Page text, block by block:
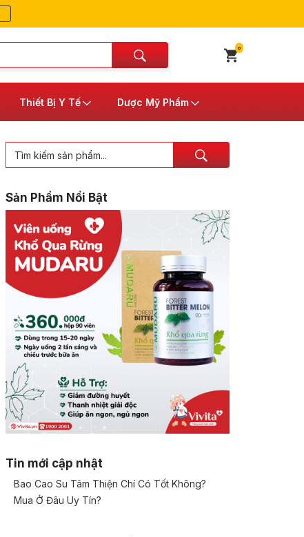
0
Thiết Bị Y Tế Dược Mỹ Phẩm
Sản Phẩm Nổi Bật
Tin mới cập nhật
Bao Cao Su Tâm Thiện Chí Có Tốt Không?
Mua Ở Đâu Uy Tín?